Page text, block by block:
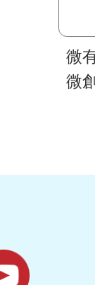
微
微